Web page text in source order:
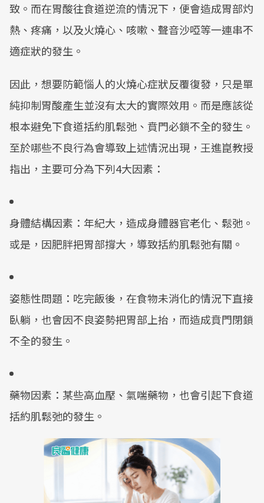
致。而在胃酸往食道逆流的情況下，便會造成胃部灼
熱、疼痛，以及火燒心、咳嗽、聲音沙啞等一連串不
適症狀的發生。
因此，想要防範惱人的火燒心症狀反覆復發，只是單
純抑制胃酸產生並沒有太大的實際效用。而是應該從
根本避免下食道括約肌鬆弛、賁門必鎖不全的發生。
至於哪些不良行為會導致上述情況出現，王進崑教授
指出，主要可分為下列4大因素：
身體結構因素：年紀大，造成身體器官老化、鬆弛。
或是，因肥胖把胃部撐大，導致括約肌鬆弛有關。
姿態性問題：吃完飯後，在食物未消化的情況下直接
臥躺，也會因不良姿勢把胃部上抬，而造成賁門閉鎖
不全的發生。
藥物因素：某些高血壓、氣喘藥物，也會引起下食道
括約肌鬆弛的發生。